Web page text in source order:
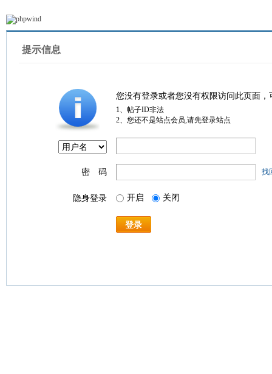
提示信息
您没有登录或者您没有权限访问此页面
1、帖子ID非法
2、您还不是站点会员,请先登录站点
密 码 找
隐身登录 开启 关闭
登录